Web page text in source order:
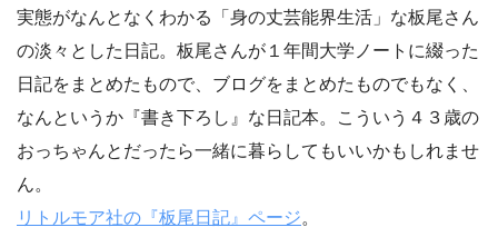
実態がなんとなくわかる「身の丈芸能界生活」な板尾さん
の淡々とした日記。板尾さんが１年間大学ノートに綴った
日記をまとめたもので、ブログをまとめたものでもなく、
なんというか『書き下ろし』な日記本。こういう４３歳の
おっちゃんとだったら一緒に暮らしてもいいかもしれませ
ん。
リトルモア社の『板尾日記』ページ。